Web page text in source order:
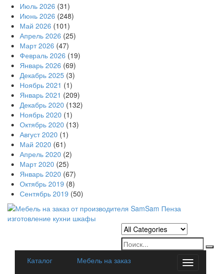
Июль 2026 (31)
Июнь 2026 (248)
Май 2026 (101)
Апрель 2026 (25)
Март 2026 (47)
Февраль 2026 (19)
Январь 2026 (69)
Декабрь 2025 (3)
Ноябрь 2021 (1)
Январь 2021 (209)
Декабрь 2020 (132)
Ноябрь 2020 (1)
Октябрь 2020 (13)
Август 2020 (1)
Май 2020 (61)
Апрель 2020 (2)
Март 2020 (25)
Январь 2020 (67)
Октябрь 2019 (8)
Сентябрь 2019 (50)
Categories
Каталог
Мебель на заказ